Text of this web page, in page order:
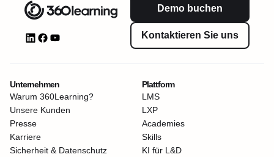
Demo buchen
Kontaktieren Sie uns
Unternehmen
Warum 360Learning?
Unsere Kunden
Presse
Karriere
Sicherheit & Datenschutz
Plattform
LMS
LXP
Academies
Skills
KI für L&D